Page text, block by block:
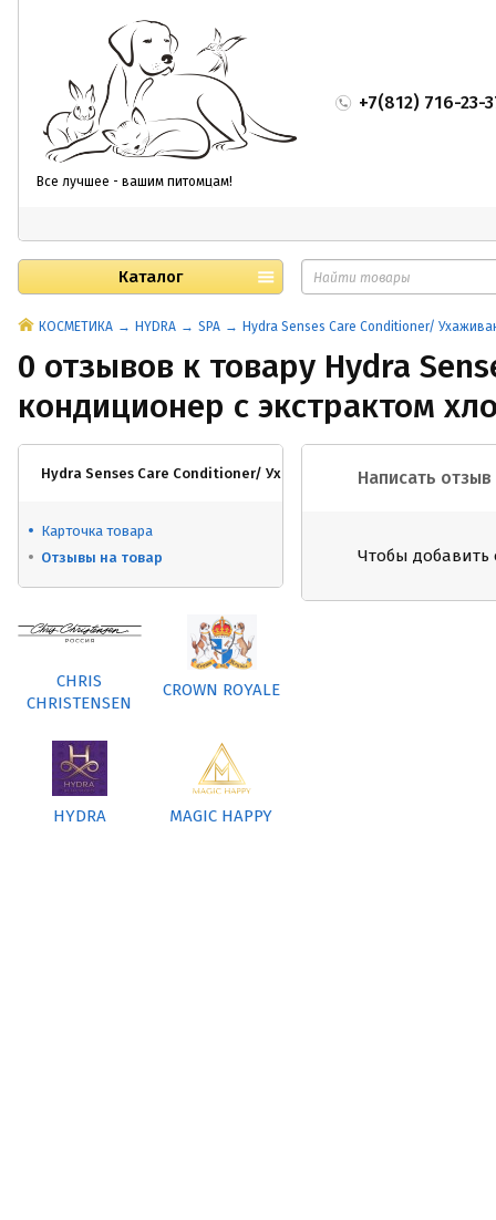
Все лучшее - вашим питомцам!
+7(812) 716-23-
Каталог
КОСМЕТИКА HYDRA SPA Hydra Senses Care Conditioner/
0 отзывов к товару Hydra
кондиционер с экстрактом
Hydra Senses Care Conditioner/ Ухаживающий кондиционер с
Карточка товара
Отзывы на товар
CHRIS
CHRISTENSEN
CROWN ROYALE
HYDRA MAGIC HAPPY
Написать отзыв
Чтобы добавить